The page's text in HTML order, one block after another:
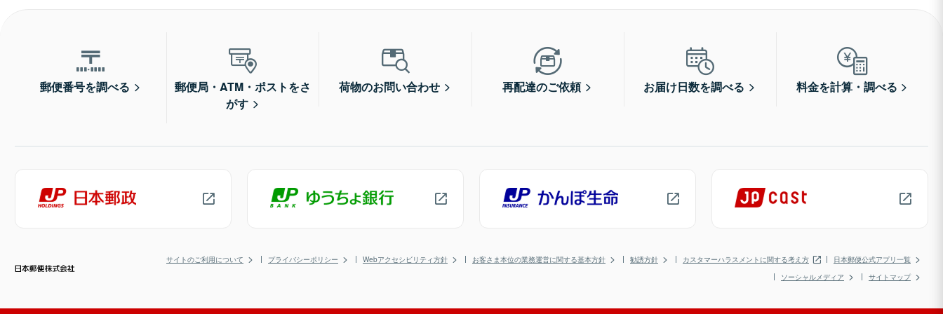
郵便番号を調べる
郵便局・ATM・ポストをさ
がす
荷物のお問い合わせ 再配達のご依頼 お届け日数を調べる 料金を計算・調べる
サイトのご利用について プライバシーポリシー Webアクセシビリティ方針 お客さま本位の業務運営に関する基本方針 勧誘方針 カスタマーハラスメントに関する考え方
日本郵便公式アプリ一覧
ソーシャルメディア
サイトマップ